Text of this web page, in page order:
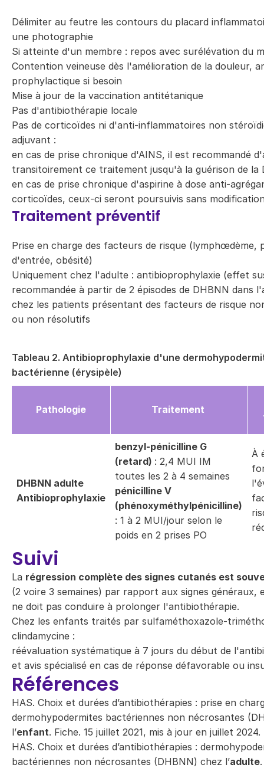
Délimiter au feutre les contours du placard
une photographie
Si atteinte d'un membre : repos avec surélévation du
Contention veineuse dès l'amélioration de la douleur,
prophylactique si besoin
Mise à jour de la vaccination antitétanique
Pas d'antibiothérapie locale
Pas de corticoïdes ni d'anti-inflammatoires non
adjuvant :
en cas de prise chronique d'AINS, il est recommandé
transitoirement ce traitement jusqu'à la guérison de la
en cas de prise chronique d'aspirine à dose anti-
corticoïdes, ceux-ci seront poursuivis sans
Traitement préventif
Prise en charge des facteurs de risque (lymphœdème,
d'entrée, obésité)
Uniquement chez l'adulte : antibioprophylaxie (effet
recommandée à partir de 2 épisodes de DHBNN dans
chez les patients présentant des facteurs de risque
ou non résolutifs
Tableau 2. Antibioprophylaxie d'une
bactérienne (érysipèle)
Pathologie Traitement
DHBNN adulte
Antibioprophylaxie
benzyl-pénicilline G
(retard) : 2,4 MUI IM
toutes les 2 à 4 semaines
pénicilline V
(phénoxyméthylpénicilline)
: 1 à 2 MUI/jour selon le
poids en 2 prises PO
À
Suivi
La régression complète des signes cutanés est
(2 voire 3 semaines) par rapport aux signes généraux,
ne doit pas conduire à prolonger l'antibiothérapie.
Chez les enfants traités par sulfaméthoxazole-
clindamycine :
réévaluation systématique à 7 jours du début de
et avis spécialisé en cas de réponse défavorable ou
Références
HAS. Choix et durées d’antibiothérapies : prise en
dermohypodermites bactériennes non nécrosantes
l’enfant. Fiche. 15 juillet 2021, mis à jour en juillet 2024.
HAS. Choix et durées d’antibiothérapies :
bactériennes non nécrosantes (DHBNN) chez l’adulte